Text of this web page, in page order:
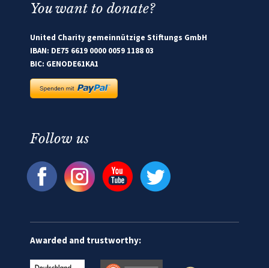
You want to donate?
United Charity gemeinnützige Stiftungs GmbH
IBAN: DE75 6619 0000 0059 1188 03
BIC: GENODE61KA1
Follow us
Awarded and trustworthy: